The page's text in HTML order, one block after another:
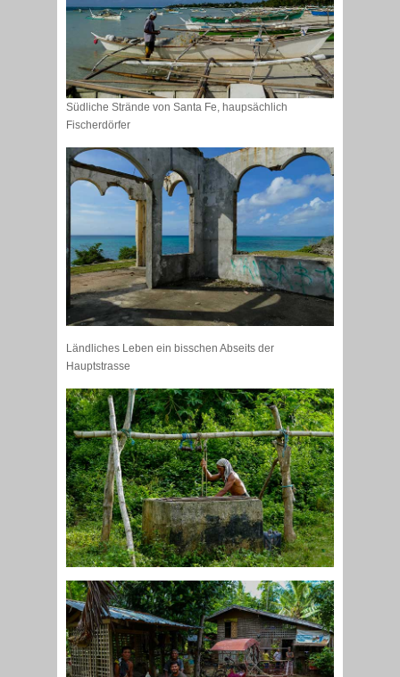
Südliche Strände von Santa Fe, haupsächlich
Fischerdörfer
Ländliches Leben ein bisschen Abseits der
Hauptstrasse